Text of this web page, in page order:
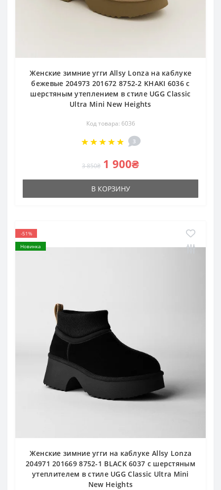
Женские зимние угги Allsy Lonza на каблуке
бежевые 204973 201672 8752-2 KHAKI 6036 с
шерстяным утеплением в стиле UGG Classic
Ultra Mini New Heights
Код товара: 6036
3
3 850₴ 1 900₴
В КОРЗИНУ
-51%
Новинка
Женские зимние угги на каблуке Allsy Lonza
204971 201669 8752-1 BLACK 6037 с шерстяным
утеплителем в стиле UGG Classic Ultra Mini
New Heights